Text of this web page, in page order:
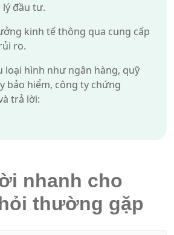
lý đầu tư.
kinh tế thông qua cung cấp
ro.
loại hình như ngân hàng, quỹ
bảo hiểm, công ty chứng
trả lời:
nhanh cho
thường gặp